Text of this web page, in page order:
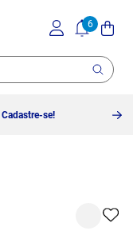
Cadastre-se!